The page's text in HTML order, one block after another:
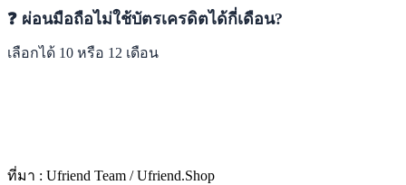
❓ ผ่อนมือถือไม่ใช้บัตรเครดิตได้กี่เดือน?
เลือกได้ 10 หรือ 12 เดือน
ที่มา : Ufriend Team / Ufriend.Shop